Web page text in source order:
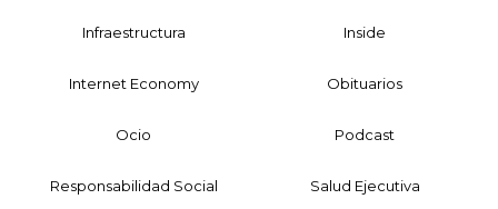
Infraestructura Inside
Internet Economy Obituarios
Ocio Podcast
Responsabilidad Social Salud Ejecutiva